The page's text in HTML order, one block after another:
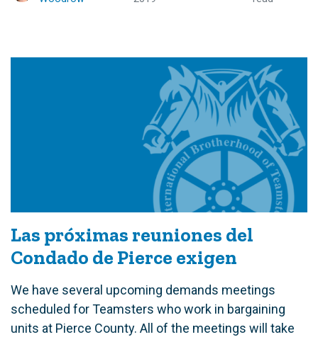
Las próximas reuniones del
Condado de Pierce exigen
We have several upcoming demands meetings
scheduled for Teamsters who work in bargaining
units at Pierce County. All of the meetings will take